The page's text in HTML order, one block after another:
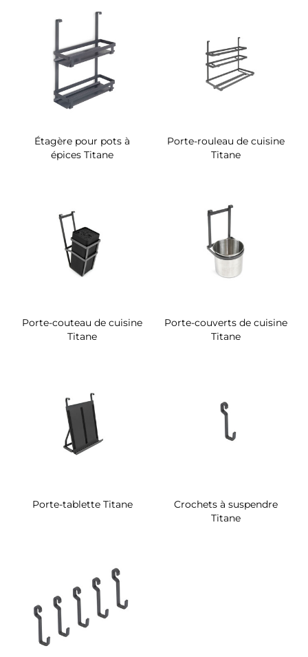
Étagère pour pots à
épices Titane
Porte-rouleau de cuisine
Titane
Porte-couteau de cuisine
Titane
Porte-couverts de cuisine
Titane
Porte-tablette Titane
Crochets à suspendre
Titane